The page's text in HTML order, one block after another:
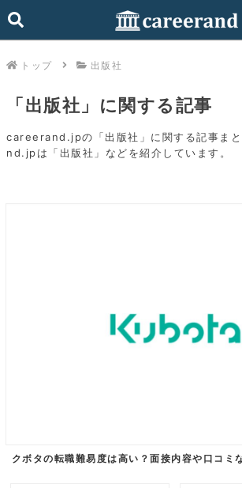
トップ 出版社
「出版社」に関する記事
careerand.jpの「出版社」に関する記事ま
nd.jpは「出版社」などを紹介しています。
クボタの転職難易度は高い？面接内容や口コミ